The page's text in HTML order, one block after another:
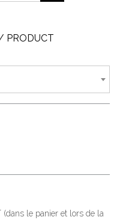
PRODUCT
(dans le panier et lors de la